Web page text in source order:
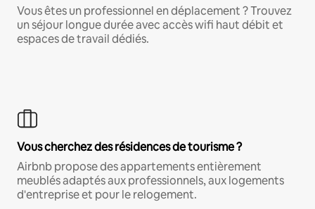
Vous êtes un professionnel en déplacement ? Trouvez
un séjour longue durée avec accès wifi haut débit et
espaces de travail dédiés.
Vous cherchez des résidences de tourisme ?
Airbnb propose des appartements entièrement
meublés adaptés aux professionnels, aux logements
d'entreprise et pour le relogement.